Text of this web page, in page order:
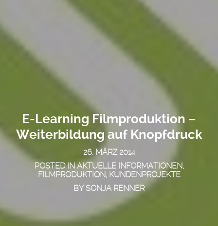
E-Learning Filmproduktion –
Weiterbildung auf Knopfdruck
26. MÄRZ 2014
POSTED INAKTUELLE INFORMATIONEN,
FILMPRODUKTION, KUNDENPROJEKTE
BY SONJA RENNER